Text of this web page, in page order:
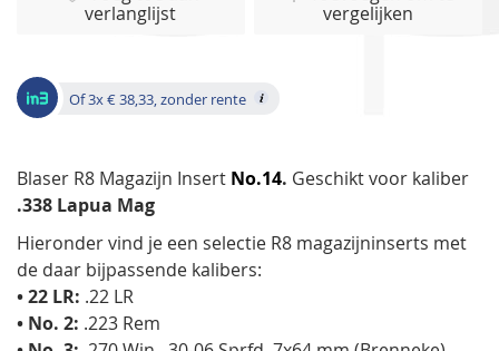
verlanglijst
vergelijken
Of 3x € 38,33, zonder rente
Blaser R8 Magazijn Insert No.14. Geschikt voor kaliber
.338 Lapua Mag
Hieronder vind je een selectie R8 magazijninserts met
de daar bijpassende kalibers:
• 22 LR: .22 LR
• No. 2: .223 Rem